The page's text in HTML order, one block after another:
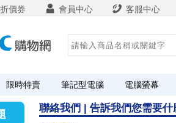
價券 會員中心 客服中心
限時特賣 筆記型電腦 電腦螢幕
聯絡我們 | 告訴我們您需要什